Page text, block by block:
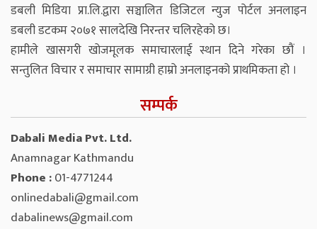
डबली मिडिया प्रा.लि.द्वारा सञ्चालित डिजिटल न्युज पोर्टल अनलाइन
डबली डटकम २०७१ सालदेखि निरन्तर चलिरहेको छ।
हामीले खासगरी खोजमूलक समाचारलाई स्थान दिने गरेका छौं ।
सन्तुलित विचार र समाचार सामाग्री हाम्रो अनलाइनको प्राथमिकता हो ।
सम्पर्क
Dabali Media Pvt. Ltd.
Anamnagar Kathmandu
Phone :01-4771244
onlinedabali@gmail.com
dabalinews@gmail.com